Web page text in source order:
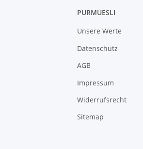
PURMUESLI
Unsere Werte
Datenschutz
AGB
Impressum
Widerrufsrecht
Sitemap